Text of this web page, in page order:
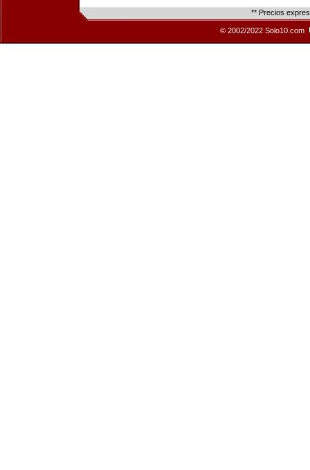
** Precios
© 2002/2022 Solo10.com